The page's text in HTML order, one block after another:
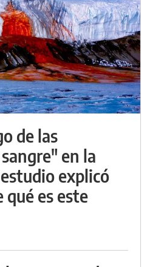
de las
en la
explicó
es este